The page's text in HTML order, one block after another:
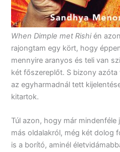
When Dimple met Rishién
rajongtam egy kört, hogy
mennyire aranyos és teli van
két főszereplőt. S bizony
az egyharmadnál tett
kitartok.
Túl azon, hogy már
más oldalakról, még két dolog
is a borító, aminél